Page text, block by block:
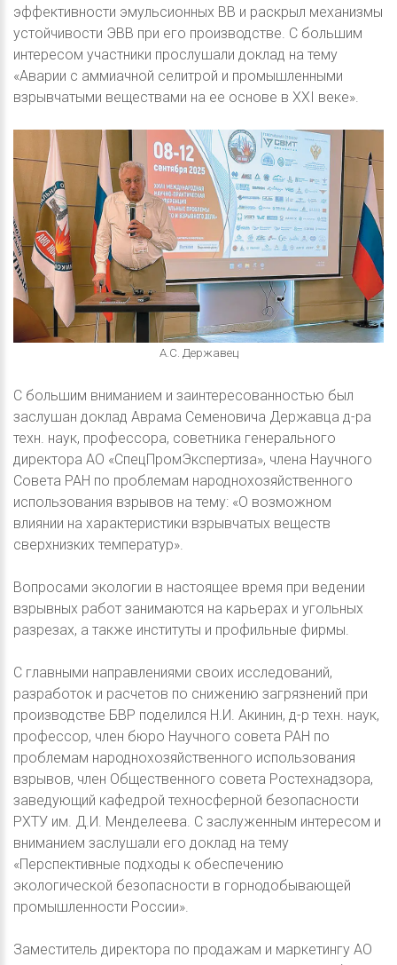
эффективности эмульсионных ВВ и раскрыл механизмы
устойчивости ЭВВ при его производстве. С большим
интересом участники прослушали доклад на тему
«Аварии с аммиачной селитрой и промышленными
взрывчатыми веществами на ее основе в XXI веке».
А.С. Державец
С большим вниманием и заинтересованностью был
заслушан доклад Аврама Семеновича Державца д-ра
техн. наук, профессора, советника генерального
директора АО «СпецПромЭкспертиза», члена Научного
Совета РАН по проблемам народнохозяйственного
использования взрывов на тему: «О возможном
влиянии на характеристики взрывчатых веществ
сверхнизких температур».
Вопросами экологии в настоящее время при ведении
взрывных работ занимаются на карьерах и угольных
разрезах, а также институты и профильные фирмы.
С главными направлениями своих исследований,
разработок и расчетов по снижению загрязнений при
производстве БВР поделился Н.И. Акинин, д-р техн. наук,
профессор, член бюро Научного совета РАН по
проблемам народнохозяйственного использования
взрывов, член Общественного совета Ростехнадзора,
заведующий кафедрой техносферной безопасности
РХТУ им. Д.И. Менделеева. С заслуженным интересом и
вниманием заслушали его доклад на тему
«Перспективные подходы к обеспечению
экологической безопасности в горнодобывающей
промышленности России».
Заместитель директора по продажам и маркетингу АО